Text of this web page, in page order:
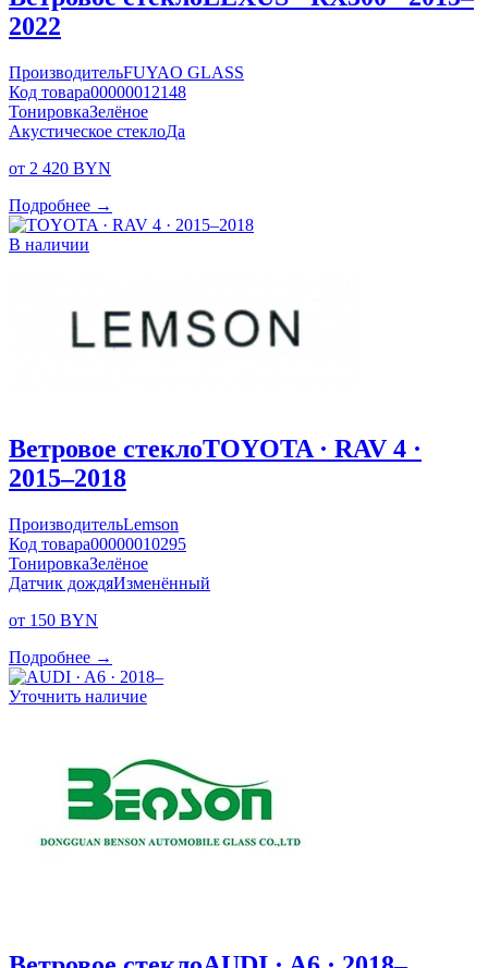
2022
ПроизводительFUYAO GLASS
Код товара00000012148
ТонировкаЗелёное
Акустическое стеклоДа
от 2 420 BYN
Подробнее →
В наличии
Ветровое стеклоTOYOTA · RAV 4 ·
2015–2018
ПроизводительLemson
Код товара00000010295
ТонировкаЗелёное
Датчик дождяИзменённый
от 150 BYN
Подробнее →
Уточнить наличие